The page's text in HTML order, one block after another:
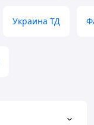
Украина ТД